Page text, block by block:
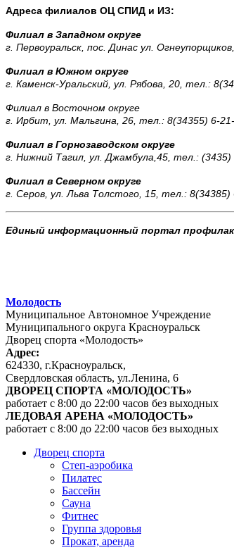
Адреса филиалов ОЦ СПИД и ИЗ:
Филиал в Западном округе
г. Первоуральск, пос. Динас ул.
Филиал в Южном округе
г. Каменск-Уральский, ул. Рябова, 20, тел.:
Филиал в Восточном округе
г. Ирбит, ул. Мальгина, 26, тел.: 8(34355) 6-
Филиал в Горнозаводском округе
г. Нижний Тагил, ул. Джамбула,45, тел.: (3435)
Филиал в Северном округе
г. Серов, ул. Льва Толстого, 15, тел.: 8(34385)
Единый информационный портал
Молодость
Муниципальное Автономное Учреждение
Муниципального округа Красноуральск
Дворец спорта «Молодость»
Адрес:
624330, г.Красноуральск,
Свердловская область, ул.Ленина, 6
ДВОРЕЦ СПОРТА «МОЛОДОСТЬ»
работает с 8:00 до 22:00 часов без выходных
ЛЕДОВАЯ АРЕНА «МОЛОДОСТЬ»
работает с 8:00 до 22:00 часов без выходных
Дворец спорта
Степ-аэробика
Пилатес
Бассейн
Сауна
Фитнес
Группа здоровья
Прокат, аренда